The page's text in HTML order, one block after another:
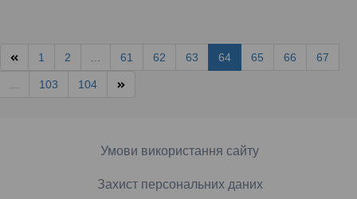
1 2 61 62 63 64 65 66 67
103 104
Умови використання сайту
Захист персональних даних